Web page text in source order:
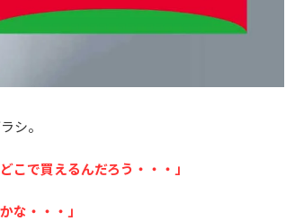
シ。
こで買えるんだろう・・・」
な・・・」